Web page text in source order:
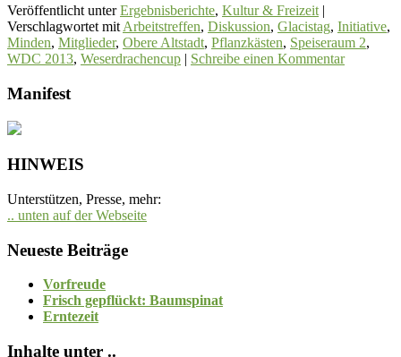
Veröffentlicht unter Ergebnisberichte, Kultur & Freizeit |
Verschlagwortet mit Arbeitstreffen, Diskussion, Glacistag, Initiative,
Minden, Mitglieder, Obere Altstadt, Pflanzkästen, Speiseraum 2,
WDC 2013, Weserdrachencup | Schreibe einen Kommentar
Manifest
HINWEIS
Unterstützen, Presse, mehr:
.. unten auf der Webseite
Neueste Beiträge
Vorfreude
Frisch gepflückt: Baumspinat
Erntezeit
Inhalte unter ..